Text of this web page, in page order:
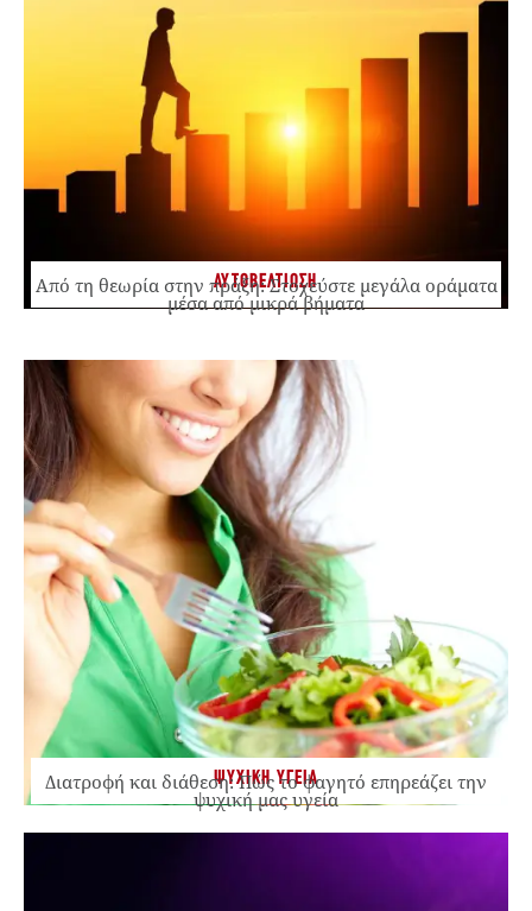
ΑΥΤΟΒΕΛΤΙΩΣΗ
Από τη θεωρία στην πράξη: Στοχεύστε μεγάλα οράματα
μέσα από μικρά βήματα
ΨΥΧΙΚΗ ΥΓΕΙΑ
Διατροφή και διάθεση: Πώς το φαγητό επηρεάζει την
ψυχική μας υγεία